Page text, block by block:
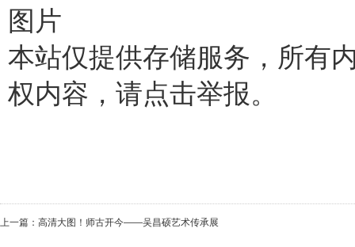
图片
本站仅提供存储服务，所有
权内容，请点击举报。
上一篇： 高清大图！师古开今——吴昌硕艺术传承展